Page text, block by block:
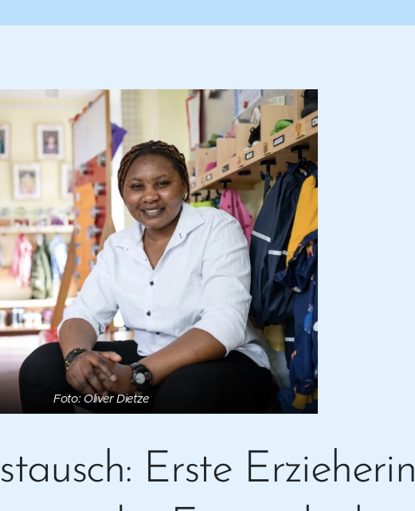
Foto: Oliver Dietze
Erste Erzieherin